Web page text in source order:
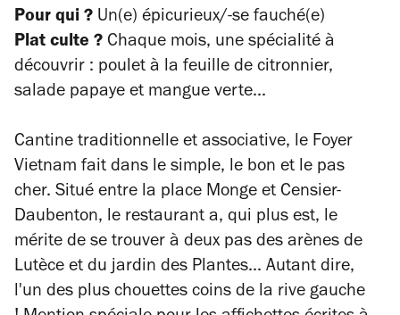
Pour qui ? Un(e) épicurieux/-se fauché(e)
Plat culte ? Chaque mois, une spécialité à
découvrir : poulet à la feuille de citronnier,
salade papaye et mangue verte...
Cantine traditionnelle et associative, le Foyer
Vietnam fait dans le simple, le bon et le pas
cher. Situé entre la place Monge et Censier-
Daubenton, le restaurant a, qui plus est, le
mérite de se trouver à deux pas des arènes de
Lutèce et du jardin des Plantes... Autant dire,
l'un des plus chouettes coins de la rive gauche